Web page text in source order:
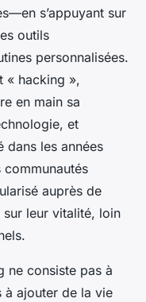
s’appuyant sur
outils
personnalisées.
« hacking »,
en main sa
et
dans les années
auprès de
leur vitalité, loin
ne consiste pas à
ajouter de la vie